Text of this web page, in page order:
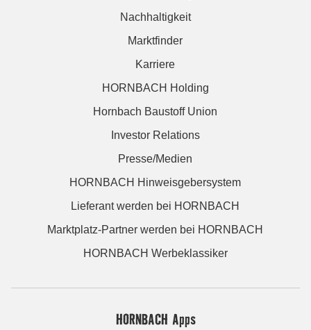
Nachhaltigkeit
Marktfinder
Karriere
HORNBACH Holding
Hornbach Baustoff Union
Investor Relations
Presse/Medien
HORNBACH Hinweisgebersystem
Lieferant werden bei HORNBACH
Marktplatz-Partner werden bei HORNBACH
HORNBACH Werbeklassiker
HORNBACH Apps